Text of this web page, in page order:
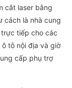
cắt laser bằng
cách là nhà cung
tiếp cho các
tô nội địa và giờ
cấp phụ trợ